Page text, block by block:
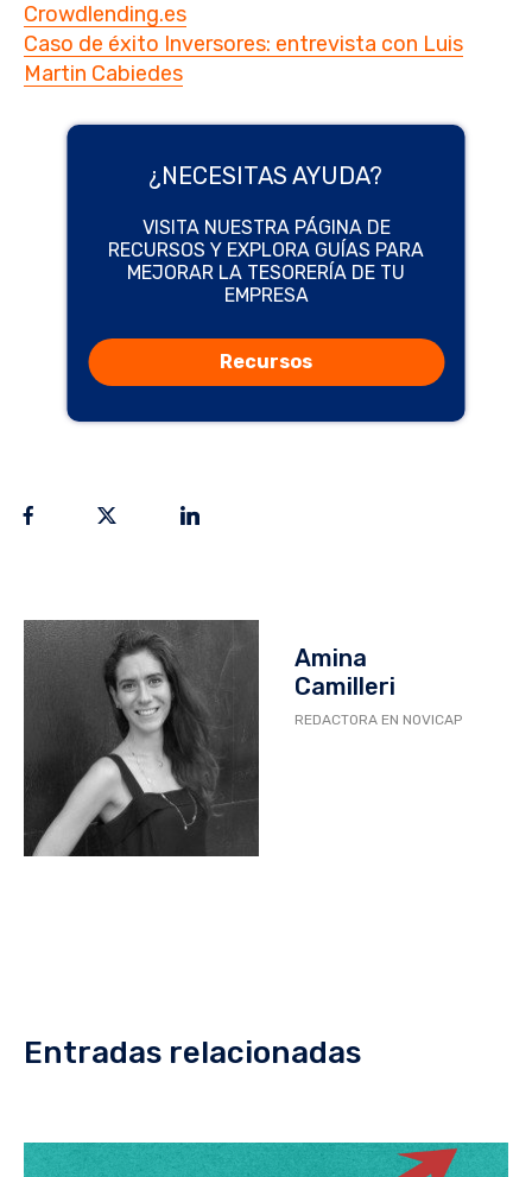
Crowdlending.es
Caso de éxito Inversores: entrevista con Luis
Martin Cabiedes
¿NECESITAS AYUDA?
VISITA NUESTRA PÁGINA DE
RECURSOS Y EXPLORA GUÍAS PARA
MEJORAR LA TESORERÍA DE TU
EMPRESA
Recursos
Amina
Camilleri
REDACTORA EN NOVICAP
Entradas relacionadas